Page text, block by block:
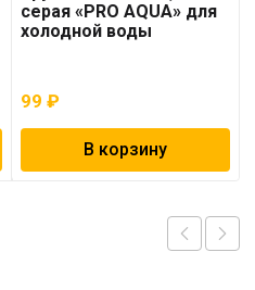
серая «PRO AQUA» для
холодной воды
99₽
В корзину